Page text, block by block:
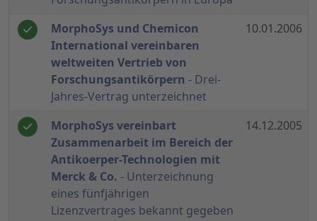
MorphoSys und Chemicon
International vereinbaren
weltweiten Vertrieb von
Forschungsantikörpern - Drei-
Jahres-Vertrag unterzeichnet
10.01.2006
MorphoSys vereinbart
Zusammenarbeit im Bereich der
Antikoerper-Technologien mit
Merck & Co. - Unterzeichnung
eines fünfjährigen
Lizenzvertrages bekannt gegeben
14.12.2005